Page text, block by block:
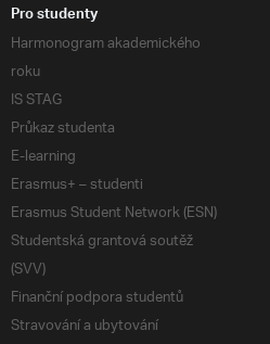
Pro studenty
Harmonogram akademického
roku
IS STAG
Průkaz studenta
E-learning
Erasmus+ – studenti
Erasmus Student Network (ESN)
Studentská grantová soutěž
(SVV)
Finanční podpora studentů
Stravování a ubytování